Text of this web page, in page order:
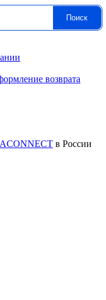
Поиск
возврата
в России